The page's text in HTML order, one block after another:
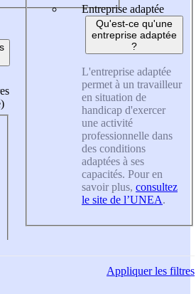
Entreprise adaptée
Qu'est-ce qu'une
entreprise adaptée
?
L'entreprise adaptée
permet à un travailleur
en situation de
handicap d'exercer
une activité
professionnelle dans
des conditions
adaptées à ses
capacités. Pour en
savoir plus, consultez
le site de l’UNEA.
Appliquerles filtres